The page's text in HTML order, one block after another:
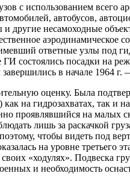
с использованием всего
автобусов,
другие несамоходные
аэродинамическое
ответные узлы под
состоялись посадки на
в начале 1964 г.
оценку. Была
на гидрозахватах, так и
проявлявшийся на малых
лишь за раскачкой
чтобы видеть под
на уровне третьего
«ходулях». Подвеска
и необходимость